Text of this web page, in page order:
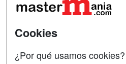
Acceso Usuarios
Acceso Centros
Cookies
¿Por qué usamos cookies?